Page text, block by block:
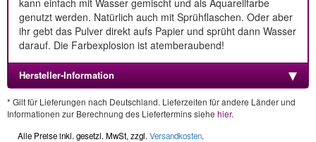
kann einfach mit Wasser gemischt und als Aquarellfarbe
genutzt werden. Natürlich auch mit Sprühflaschen. Oder aber
ihr gebt das Pulver direkt aufs Papier und sprüht dann Wasser
darauf. Die Farbexplosion ist atemberaubend!
Hersteller-Information
* Gilt für Lieferungen nach Deutschland. Lieferzeiten für andere Länder und
Informationen zur Berechnung des Liefertermins siehe hier.
Alle Preise inkl. gesetzl. MwSt, zzgl. Versandkosten.